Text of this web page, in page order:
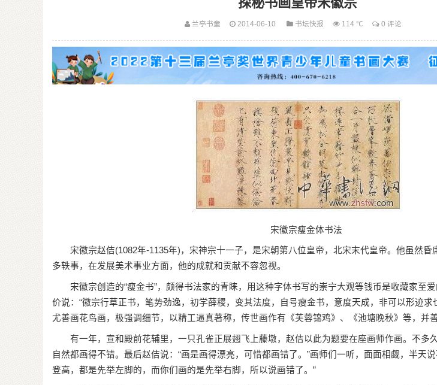
兰亭书童 2014-06-10 书坛快报 114 ℃ 0 评论
宋徽宗瘦金体书法
宋徽宗赵佶(1082年-1135年)，宋神宗十一子，是宋朝第八位皇帝，北宋末代皇帝。他虽然昏
多轶事，在发展美术事业方面，他的成就和贡献不容忽视。
宋徽宗创造的“瘦金书”，颇得书法家的青睐，用这种字体书写的崇宁大观等钱币是收藏家至
价说：“徽宗行草正书，笔势劲逸，初学薛稷，变其法度，自号瘦金书，意度天成，非可以形迹求
尤善画花鸟画，极强调细节，以精工逼真著称，传世画作有《芙蓉锦鸡》、《池塘晚秋》等，并善
有一年，宣和殿前花辅里，一只孔雀正展翅飞上藤墩，赵佶以此为题要在座画师作画。不多
自然都画得不错。最后赵佶说：“画是画得漂亮，可惜都画错了。”画师们一听，面面相觑，半天
登高，都是先举左脚的，而你们画的是先举右脚，所以说画错了。”